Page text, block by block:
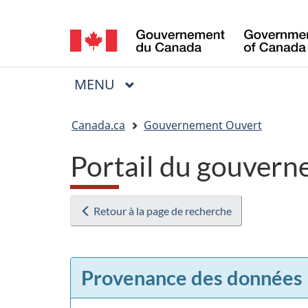
de
la
langue
Menu
MENU PRINCIPAL
Canada.ca Gouvernement Ouvert
Portail du
Retour à la page de recherche
Provenance des données